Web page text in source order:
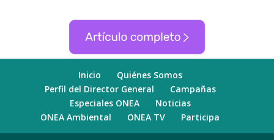
Inicio
Quiénes Somos
Perfil del Director General
Campañas
Especiales ONEA
Noticias
ONEA Ambiental
ONEA TV Participa